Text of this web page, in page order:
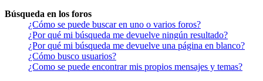
Búsqueda en los foros
¿Cómo se puede buscar en uno o varios foros?
¿Por qué mi búsqueda me devuelve ningún resultado?
¿Por qué mi búsqueda me devuelve una página en blanco?
¿Cómo busco usuarios?
¿Como se puede encontrar mis propios mensajes y temas?